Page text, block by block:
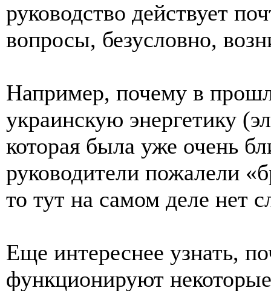
руководство действует
вопросы, безусловно,
Например, почему в
украинскую энергетику
которая была уже очень
руководители пожалели
то тут на самом деле нет
Еще интереснее узнать,
функционируют